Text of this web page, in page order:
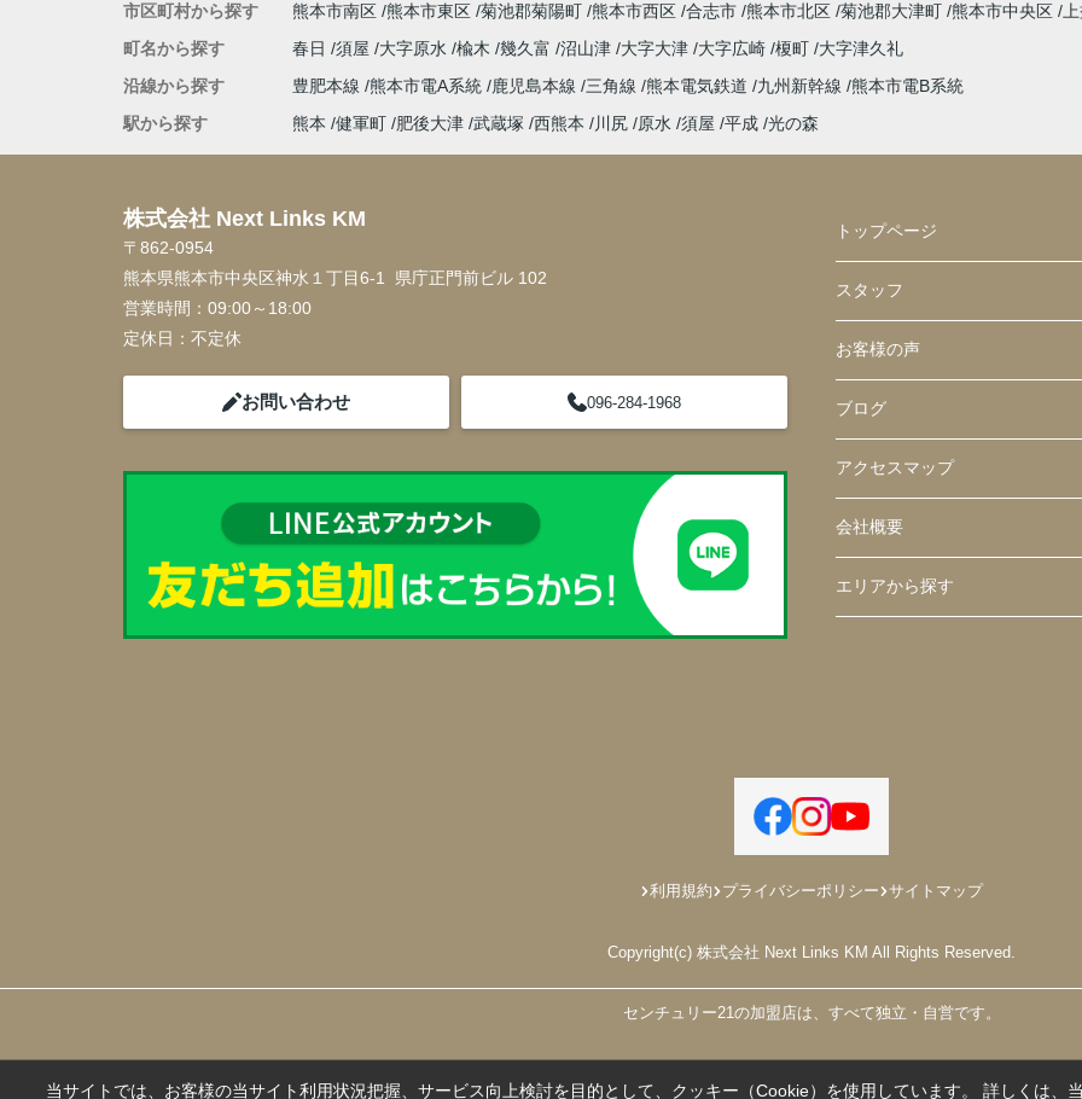
市区町村から探す 熊本市南区 熊本市東区 菊池郡菊陽町 熊本市西区 合志市 熊本市北区 菊池郡大津町 熊本市中央区
町名から探す
春日 須屋 大字原水 楡木 幾久富 沼山津 大字大津 大字広崎 榎町 大字津久礼
沿線から探す
豊肥本線 熊本市電A系統 鹿児島本線 三角線 熊本電気鉄道 九州新幹線 熊本市電B系統
駅から探す
熊本 健軍町 肥後大津 武蔵塚 西熊本 川尻 原水 須屋 平成 光の森
株式会社 Next Links KM
〒862-0954
熊本県熊本市中央区神水１丁目6-1 県庁正門前ビル 102
営業時間： 09:00～18:00
定休日： 不定休
お問い合わせ 096-284-1968
トップページ
スタッフ
お客様の声
ブログ
アクセスマップ
会社概要
エリアから探す
利用規約 プライバシーポリシー サイトマップ
Copyright(c) 株式会社 Next Links KM All Rights Reserved.
センチュリー21の加盟店は、すべて独立・自営です。
当サイトでは、お客様の当サイト利用状況把握、サービス向上検討を目的として、クッキー（Cookie）を使用しています。 詳しくは、